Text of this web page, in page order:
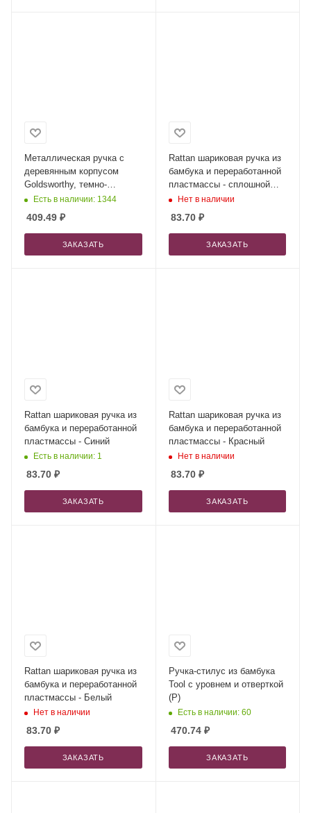
Металлическая ручка с
деревянным корпусом
Goldsworthy, темно-
коричневый
Есть в наличии: 1344
409.49 ₽
ЗАКАЗАТЬ
Rattan шариковая ручка из
бамбука и переработанной
пластмассы - сплошной
черный
Нет в наличии
83.70₽
ЗАКАЗАТЬ
Rattan шариковая ручка из
бамбука и переработанной
пластмассы - Синий
Есть в наличии: 1
83.70 ₽
ЗАКАЗАТЬ
Rattan шариковая ручка из
бамбука и переработанной
пластмассы - Красный
Нет в наличии
83.70₽
ЗАКАЗАТЬ
Rattan шариковая ручка из
бамбука и переработанной
пластмассы - Белый
Нет в наличии
83.70 ₽
ЗАКАЗАТЬ
Ручка-стилус из бамбука
Tool с уровнем и отверткой
(Р)
Есть в наличии: 60
470.74₽
ЗАКАЗАТЬ